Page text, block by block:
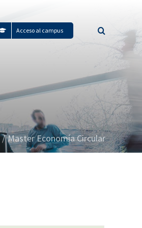
Acceso al campus
/ Master Economía Circular